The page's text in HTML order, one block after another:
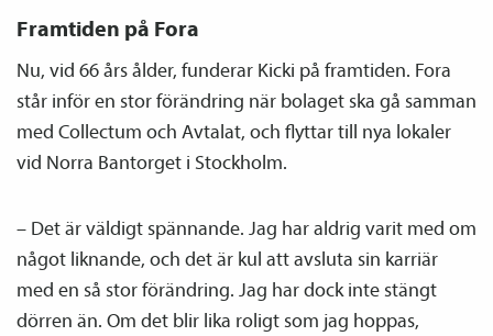
Framtiden på Fora
Nu, vid 66 års ålder, funderar Kicki på framtiden. Fora
står inför en stor förändring när bolaget ska gå samman
med Collectum och Avtalat, och flyttar till nya lokaler
vid Norra Bantorget i Stockholm.
– Det är väldigt spännande. Jag har aldrig varit med om
något liknande, och det är kul att avsluta sin karriär
med en så stor förändring. Jag har dock inte stängt
dörren än. Om det blir lika roligt som jag hoppas,